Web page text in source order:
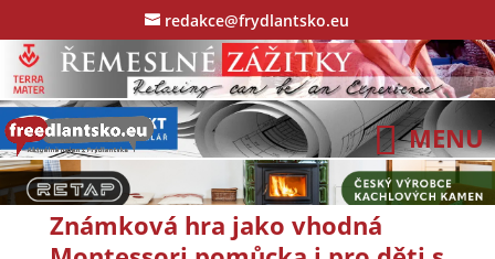
redakce@frydlantsko.eu
Známková hra jako vhodná